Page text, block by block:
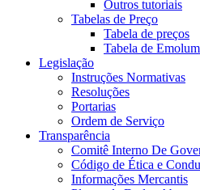
Outros tutoriais
Tabelas de Preço
Tabela de preços
Tabela de
Legislação
Instruções Normativas
Resoluções
Portarias
Ordem de Serviço
Transparência
Comitê Interno De
Código de Ética e
Informações Mercantis